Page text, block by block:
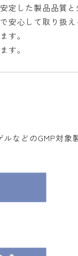
定した製品品質
安心して取り扱
す。
す。
どのGMP対